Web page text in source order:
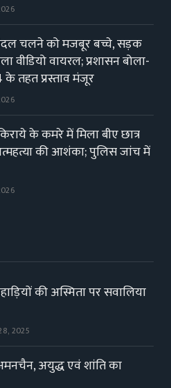
चलने को मजबूर बच्चे, सड़क
वीडियो वायरल; प्रशासन बोला-
के तहत प्रस्ताव मंजूर
के कमरे में मिला बीए छात्र
की आशंका; पुलिस जांच में
की अस्मिता पर सवालिया
2025
अयुद्ध एवं शांति का